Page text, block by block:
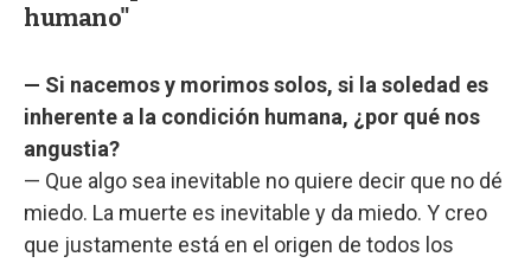
humano"
— Si nacemos y morimos solos, si la soledad es
inherente a la condición humana, ¿por qué nos
angustia?
— Que algo sea inevitable no quiere decir que no dé
miedo. La muerte es inevitable y da miedo. Y creo
que justamente está en el origen de todos los